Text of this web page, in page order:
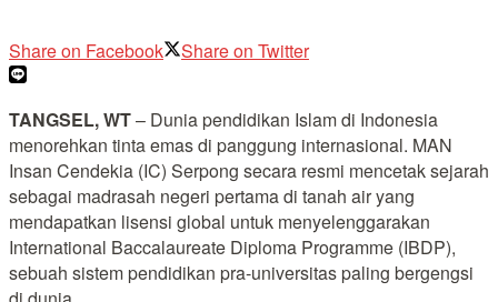
Share on Facebook Share on Twitter
TANGSEL, WT– Dunia pendidikan Islam di Indonesia
menorehkan tinta emas di panggung internasional. MAN
Insan Cendekia (IC) Serpong secara resmi mencetak sejarah
sebagai madrasah negeri pertama di tanah air yang
mendapatkan lisensi global untuk menyelenggarakan
International Baccalaureate Diploma Programme (IBDP),
sebuah sistem pendidikan pra-universitas paling bergengsi